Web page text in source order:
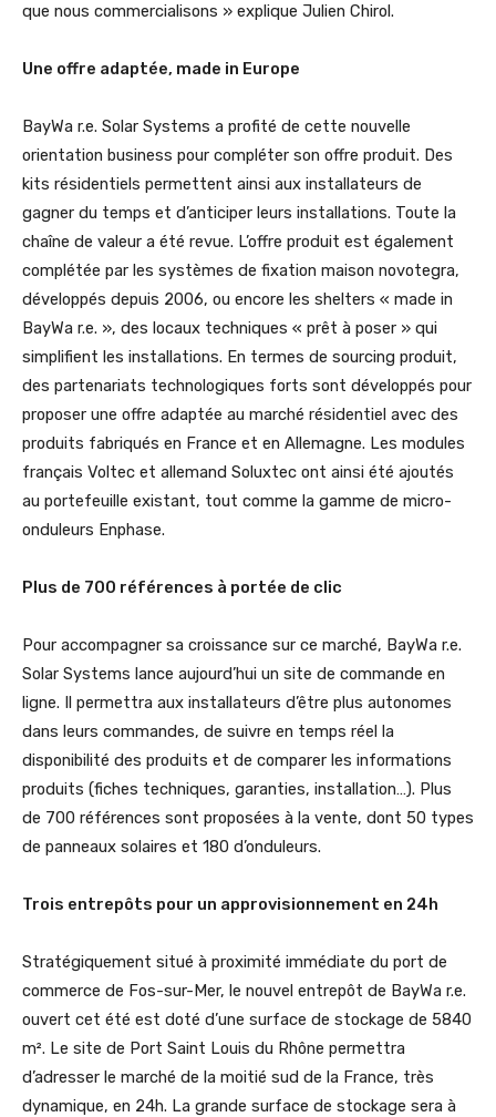
que nous commercialisons » explique Julien Chirol.
Une offre adaptée, made in Europe
BayWa r.e. Solar Systems a profité de cette nouvelle
orientation business pour compléter son offre produit. Des
kits résidentiels permettent ainsi aux installateurs de
gagner du temps et d’anticiper leurs installations. Toute la
chaîne de valeur a été revue. L’offre produit est également
complétée par les systèmes de fixation maison novotegra,
développés depuis 2006, ou encore les shelters « made in
BayWa r.e. », des locaux techniques « prêt à poser » qui
simplifient les installations. En termes de sourcing produit,
des partenariats technologiques forts sont développés pour
proposer une offre adaptée au marché résidentiel avec des
produits fabriqués en France et en Allemagne. Les modules
français Voltec et allemand Soluxtec ont ainsi été ajoutés
au portefeuille existant, tout comme la gamme de micro-
onduleurs Enphase.
Plus de 700 références à portée de clic
Pour accompagner sa croissance sur ce marché, BayWa r.e.
Solar Systems lance aujourd’hui un site de commande en
ligne. Il permettra aux installateurs d’être plus autonomes
dans leurs commandes, de suivre en temps réel la
disponibilité des produits et de comparer les informations
produits (fiches techniques, garanties, installation…). Plus
de 700 références sont proposées à la vente, dont 50 types
de panneaux solaires et 180 d’onduleurs.
Trois entrepôts pour un approvisionnement en 24h
Stratégiquement situé à proximité immédiate du port de
commerce de Fos-sur-Mer, le nouvel entrepôt de BayWa r.e.
ouvert cet été est doté d’une surface de stockage de 5840
m². Le site de Port Saint Louis du Rhône permettra
d’adresser le marché de la moitié sud de la France, très
dynamique, en 24h. La grande surface de stockage sera à